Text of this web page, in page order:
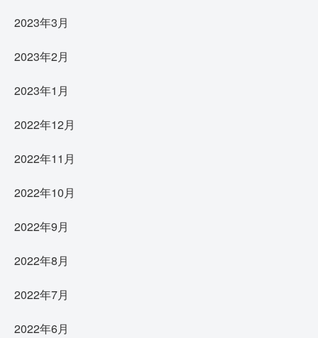
2023年3月
2023年2月
2023年1月
2022年12月
2022年11月
2022年10月
2022年9月
2022年8月
2022年7月
2022年6月